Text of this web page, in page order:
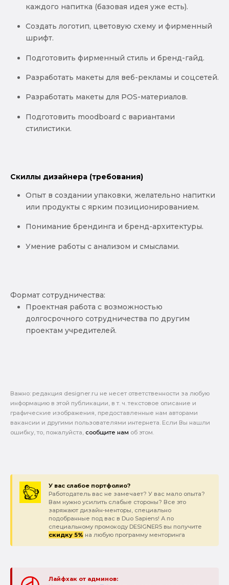
каждого напитка (базовая идея уже есть).
Создать логотип, цветовую схему и фирменный
шрифт.
Подготовить фирменный стиль и бренд-гайд.
Разработать макеты для веб-рекламы и соцсетей.
Разработать макеты для POS-материалов.
Подготовить moodboard с вариантами
стилистики.
Скиллы дизайнера (требования)
Опыт в создании упаковки, желательно напитки
или продукты с ярким позиционированием.
Понимание брендинга и бренд-архитектуры.
Умение работы с анализом и смыслами.
Формат сотрудничества:
Проектная работа с возможностью
долгосрочного сотрудничества по другим
проектам учредителей.
Важно: pедакция designer.ru не несет ответственности за любую
информацию в этой публикации, в т. ч. текстовое описание и
графические изображения, предоставленные нам авторами
вакансии и другими пользователями интернета. Если Вы нашли
ошибку, то, пожалуйста, сообщите нам об этом.
У вас слабое портфолио?
Работодатель вас не замечает? У вас мало опыта?
Вам нужно усилить слабые стороны? Все это
заряжают дизайн-менторы, специально
подобранные под вас в Duo Sapiens! А по
специальному промокоду DESIGNER5 вы получите
скидку 5% на любую программу менторинга
Лайфхак от админов: